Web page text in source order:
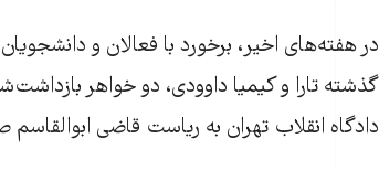
در هفته‌های اخیر، برخورد با فعالان و
دادگاه انقلاب تهران به ریاست قاضی ابوالقاسم صلواتی در